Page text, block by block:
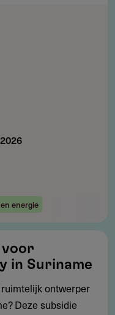
energie
voor
in Suriname
ontwerper
Deze subsidie